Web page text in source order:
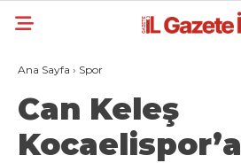
Ana Sayfa › Spor
Can Keleş
Kocaelispor’a